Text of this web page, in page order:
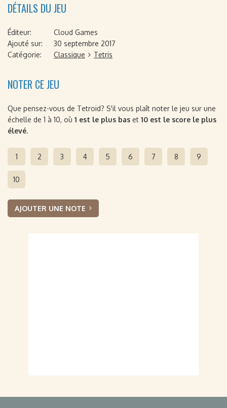
DÉTAILS DU JEU
Éditeur:
Cloud Games
Ajouté sur:
30 septembre 2017
Catégorie:
Classique Tetris
NOTER CE JEU
Que pensez-vous de Tetroid? S'il vous plaît noter le jeu sur une
échelle de 1 à 10, où 1 est le plus bas et 10 est le score le plus
élevé.
1 2 3 4 5 6 7 8 9
10
AJOUTER UNE NOTE